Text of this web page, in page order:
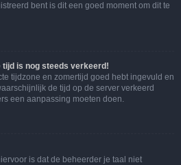
bent is dit een goed moment om dit te
tijd is nog steeds verkeerd!
tijdzone en zomertijd goed hebt ingevuld en
de tijd op de server verkeerd
een aanpassing moeten doen.
is dat de beheerder je taal niet